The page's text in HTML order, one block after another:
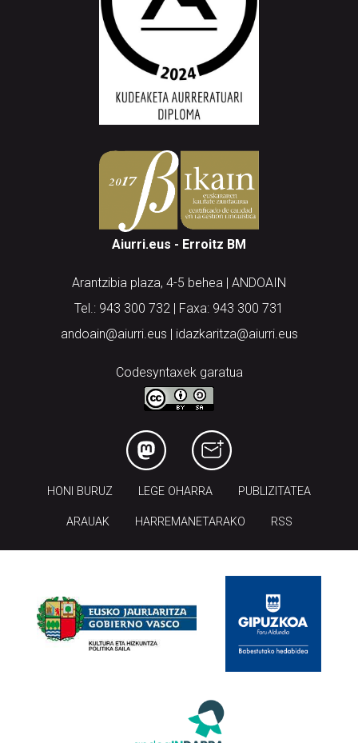
Aiurri.eus - Erroitz BM
Arantzibia plaza, 4-5 behea | ANDOAIN
Tel.: 943 300 732 | Faxa: 943 300 731
andoain@aiurri.eus | idazkaritza@aiurri.eus
Codesyntaxek garatua
HONI BURUZ LEGE OHARRA PUBLIZITATEA
ARAUAK HARREMANETARAKO RSS